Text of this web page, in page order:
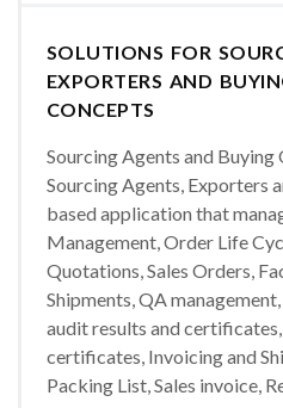
SOLUTIONS FOR
EXPORTERS AND
CONCEPTS
Sourcing Agents and
Sourcing Agents, Exporters
based application that
Management, Order Life
Quotations, Sales Orders,
Shipments, QA
audit results and
certificates, Invoicing and
Packing List, Sales invoice,